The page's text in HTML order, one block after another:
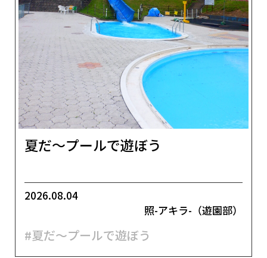
夏だ～プールで遊ぼう
2026.08.04
照-アキラ-（遊園部）
#夏だ～プールで遊ぼう